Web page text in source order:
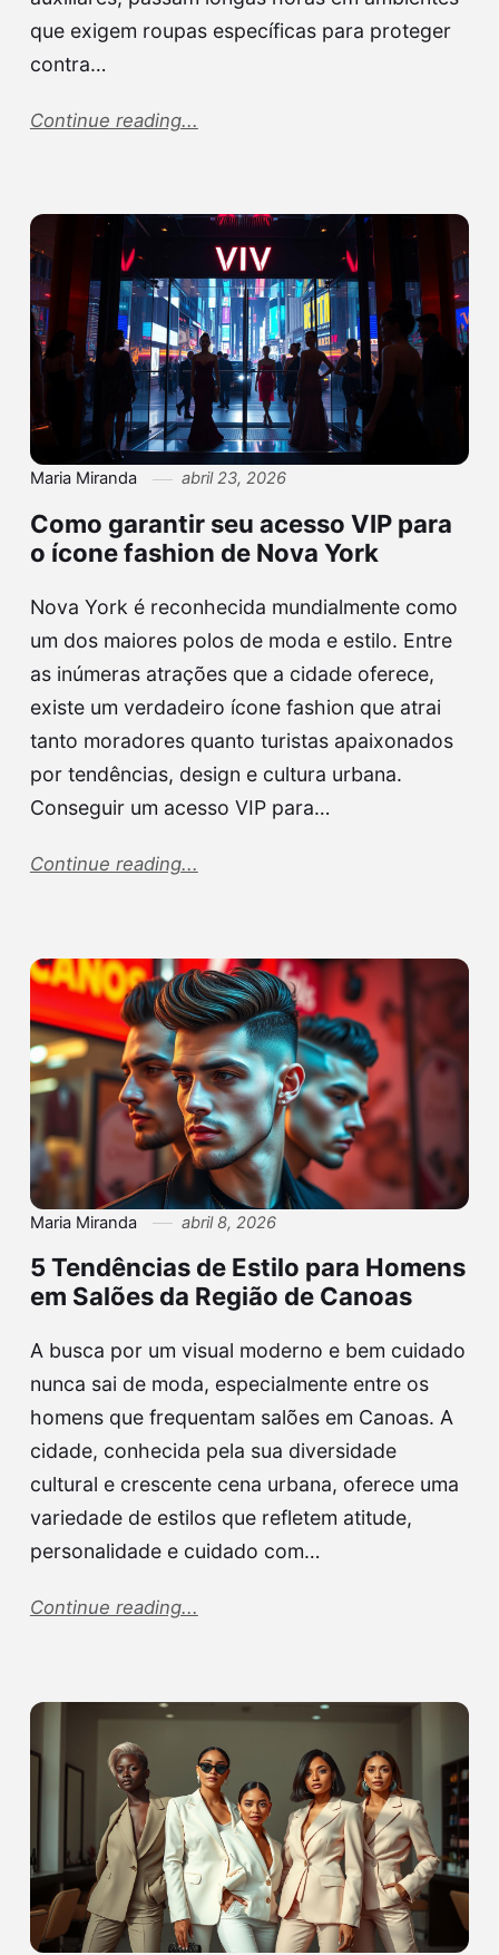
que exigem roupas específicas para proteger
contra…
Continue reading...
Maria Miranda abril 23, 2026
Como garantir seu acesso VIP para
o ícone fashion de Nova York
Nova York é reconhecida mundialmente como
um dos maiores polos de moda e estilo. Entre
as inúmeras atrações que a cidade oferece,
existe um verdadeiro ícone fashion que atrai
tanto moradores quanto turistas apaixonados
por tendências, design e cultura urbana.
Conseguir um acesso VIP para…
Continue reading...
Maria Miranda abril 8, 2026
5 Tendências de Estilo para Homens
em Salões da Região de Canoas
A busca por um visual moderno e bem cuidado
nunca sai de moda, especialmente entre os
homens que frequentam salões em Canoas. A
cidade, conhecida pela sua diversidade
cultural e crescente cena urbana, oferece uma
variedade de estilos que refletem atitude,
personalidade e cuidado com…
Continue reading...